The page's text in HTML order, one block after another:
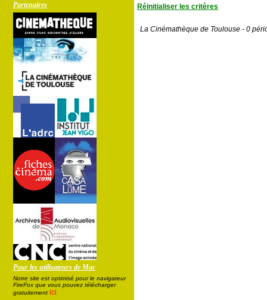
Partenaires
Pour les utilisateurs de Mac
Notre site est optimisé pour le navigateur
FireFox que vous pouvez télécharger
gratuitement ici
Réinitialiser les critères
La Cinémathèque de Toulouse - 0